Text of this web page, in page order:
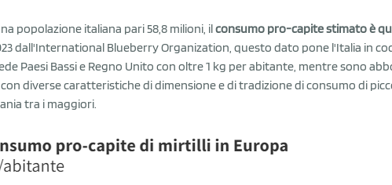
popolazione italiana pari 58,8 milioni, ilconsumo pro-capite stimato è
dall'International Blueberry Organization, questo dato pone l'Italia in
Paesi Bassi e Regno Unito con oltre 1 kg per abitante, mentre sono
con diverse caratteristiche di dimensione e di tradizione di consumo di
tra i maggiori.